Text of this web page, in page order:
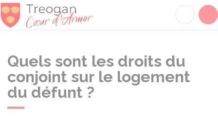
Quels sont les droits du
conjoint sur le logement
du défunt ?